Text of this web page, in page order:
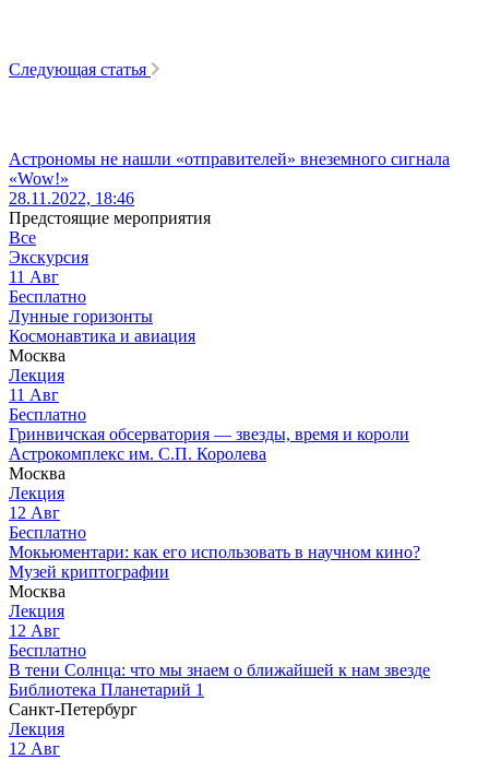
Следующая статья
Астрономы не нашли «отправителей» внеземного сигнала
«Wow!»
28.11.2022, 18:46
Предстоящие мероприятия
Все
Экскурсия
11 Авг
Бесплатно
Лунные горизонты
Космонавтика и авиация
Москва
Лекция
11 Авг
Бесплатно
Гринвичская обсерватория — звезды, время и короли
Астрокомплекс им. С.П. Королева
Москва
Лекция
12 Авг
Бесплатно
Мокьюментари: как его использовать в научном кино?
Музей криптографии
Москва
Лекция
12 Авг
Бесплатно
В тени Солнца: что мы знаем о ближайшей к нам звезде
Библиотека Планетарий 1
Санкт-Петербург
Лекция
12 Авг